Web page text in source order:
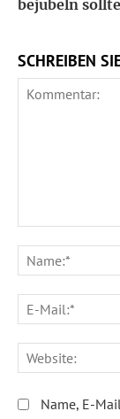
bejubeln
SCHREIBEN
Name, E-